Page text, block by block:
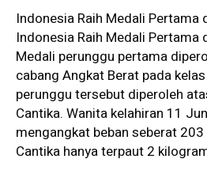
Indonesia Raih Medali Pertama
Indonesia Raih Medali Pertama
Medali perunggu pertama
cabang Angkat Berat pada
perunggu tersebut diperoleh
Cantika. Wanita kelahiran 11
mengangkat beban seberat
Cantika hanya terpaut 2